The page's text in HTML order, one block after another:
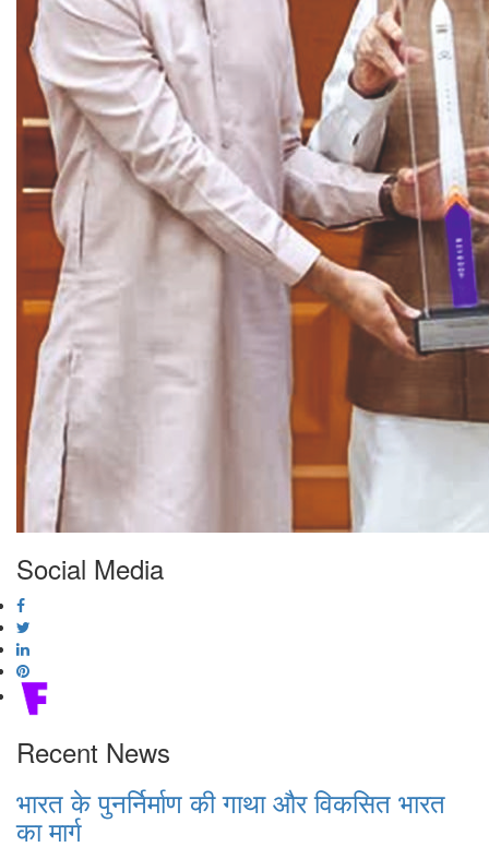
Social Media
Recent News
भारत के पुनर्निर्माण की गाथा और विकसित भारत
का मार्ग